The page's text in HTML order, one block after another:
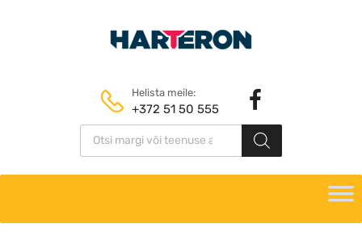
Helista meile:
+372 51 50 555